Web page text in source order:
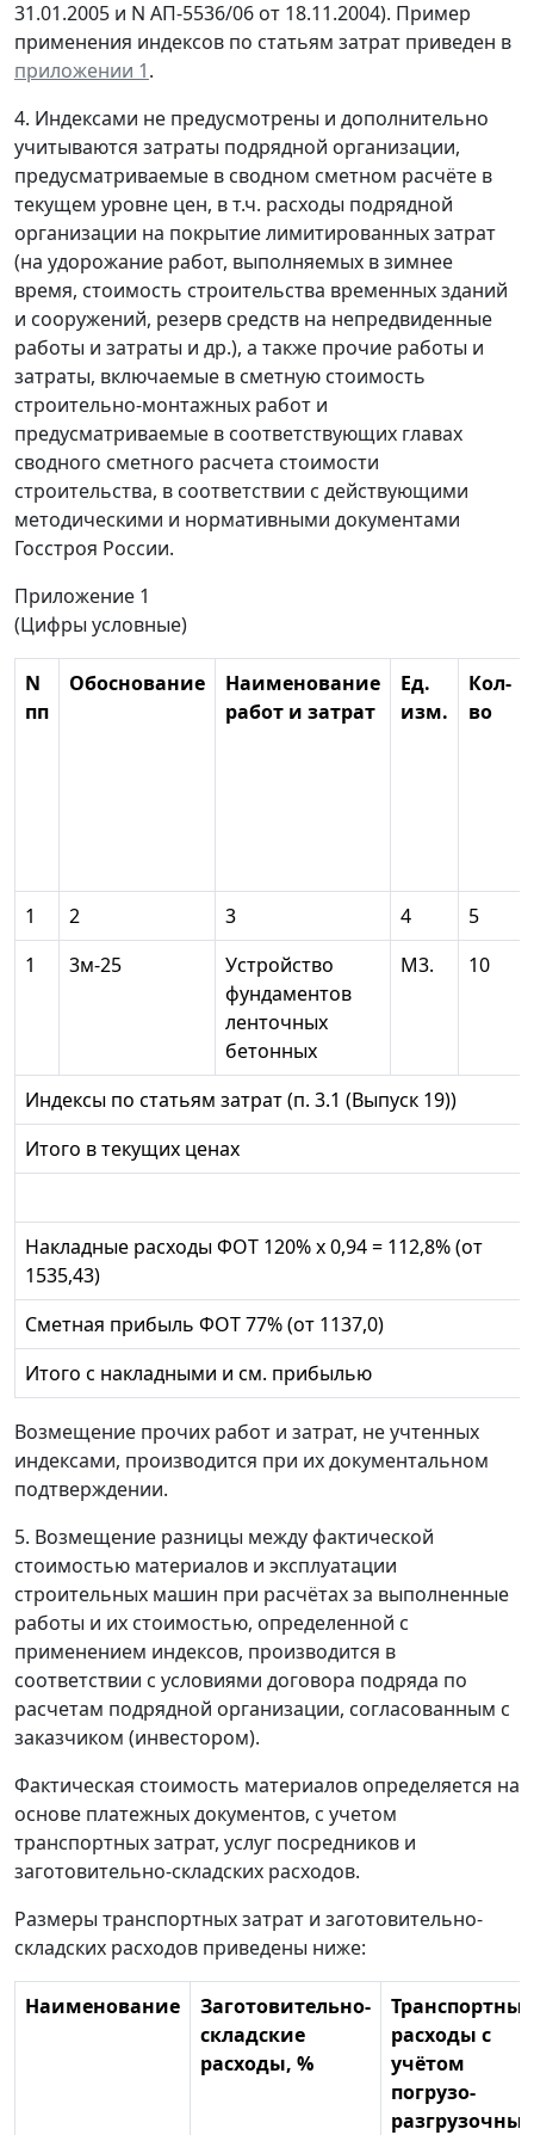
31.01.2005 и N АП-5536/06 от 18.11.2004). Пример
применения индексов по статьям затрат приведен в
приложении 1.
4. Индексами не предусмотрены и дополнительно
учитываются затраты подрядной организации,
предусматриваемые в сводном сметном расчёте в
текущем уровне цен, в т.ч. расходы подрядной
организации на покрытие лимитированных затрат
(на удорожание работ, выполняемых в зимнее
время, стоимость строительства временных зданий
и сооружений, резерв средств на непредвиденные
работы и затраты и др.), а также прочие работы и
затраты, включаемые в сметную стоимость
строительно-монтажных работ и
предусматриваемые в соответствующих главах
сводного сметного расчета стоимости
строительства, в соответствии с действующими
методическими и нормативными документами
Госстроя России.
Приложение 1
(Цифры условные)
N
пп
Обоснование
Наименование
работ и затрат
Ед.
изм.
Кол-
во
1 2 3 4 5
1
3м-25
Устройство
фундаментов
ленточных
бетонных
М3. 10
Индексы по статьям затрат (п. 3.1 (Выпуск 19))
Итого в текущих ценах
Накладные расходы ФОТ 120% x 0,94 = 112,8% (от
1535,43)
Сметная прибыль ФОТ 77% (от 1137,0)
Итого с накладными и см. прибылью
Возмещение прочих работ и затрат, не учтенных
индексами, производится при их документальном
подтверждении.
5. Возмещение разницы между фактической
стоимостью материалов и эксплуатации
строительных машин при расчётах за выполненные
работы и их стоимостью, определенной с
применением индексов, производится в
соответствии с условиями договора подряда по
расчетам подрядной организации, согласованным с
заказчиком (инвестором).
Фактическая стоимость материалов определяется на
основе платежных документов, с учетом
транспортных затрат, услуг посредников и
заготовительно-складских расходов.
Размеры транспортных затрат и заготовительно-
складских расходов приведены ниже:
Наименование
Заготовительно-
складские
расходы, %
Транспортные
расходы с
учётом
погрузо-
разгрузочных